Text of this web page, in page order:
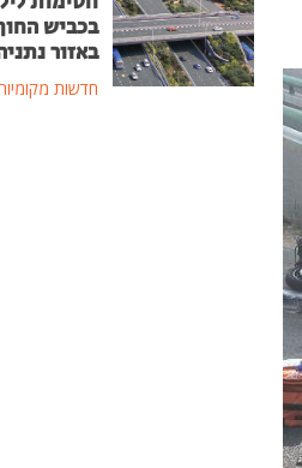
בכביש
באזור
חדשות